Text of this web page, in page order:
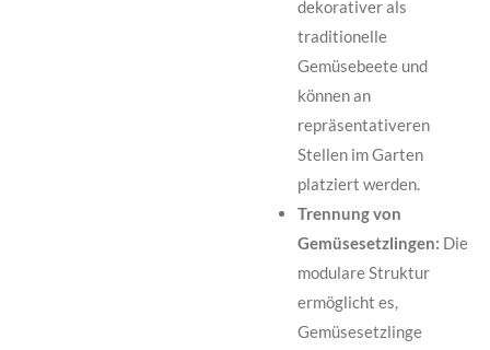
dekorativer als
traditionelle
Gemüsebeete und
können an
repräsentativeren
Stellen im Garten
platziert werden.
Trennung von
Gemüsesetzlingen: Die
modulare Struktur
ermöglicht es,
Gemüsesetzlinge